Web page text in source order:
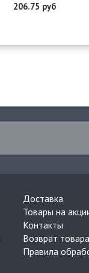
206.75 руб
Доставка
Товары на
Контакты
Возврат товара
Правила